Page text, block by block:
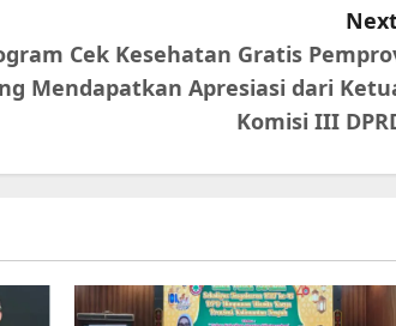
Cek Kesehatan Gratis
Mendapatkan Apresiasi dari
Komisi III